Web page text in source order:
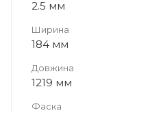
2.5 мм
Ширина
184 мм
Довжина
1219 мм
Фаска